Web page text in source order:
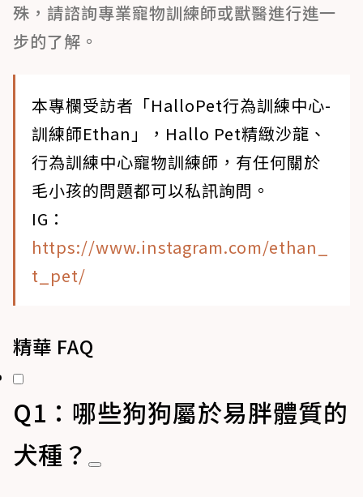
殊，請諮詢專業寵物訓練師或獸醫進行進一
步的了解。
本專欄受訪者「HalloPet行為訓練中心-
訓練師Ethan」，Hallo Pet精緻沙龍、
行為訓練中心寵物訓練師，有任何關於
毛小孩的問題都可以私訊詢問。
IG：
https://www.instagram.com/ethan_
t_pet/
精華 FAQ
Q1：哪些狗狗屬於易胖體質的
犬種？